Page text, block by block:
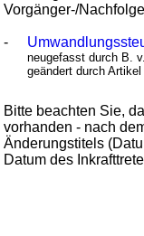
Vorgänger-/
-
neugefasst durch B.
geändert durch
Bitte beachten Sie,
vorhanden - nach
Änderungstitels
Datum des